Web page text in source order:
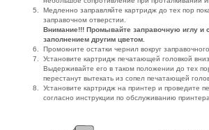
Медленно заправляйте картридж до тех пор
заправочном отверстии.
Внимание!!! Промывайте заправочную иглу и
заполнением другим цветом.
Промокните остатки чернил вокруг
Установите картридж печатающей головкой
Выдерживайте его в таком положении до тех
перестанут вытекать из сопел печатающей
Установите картридж на принтер и проведите
согласно инструкции по обслуживанию принтера.